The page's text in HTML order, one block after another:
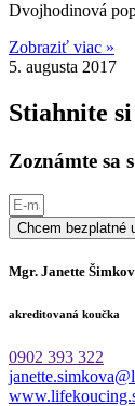
Dvojhodinová
Zobraziť viac »
5. augusta 2017
Stiahnite
Zoznámte sa s
Chcem bezplatné
Mgr. Janette
akreditovaná koučka
0902 393 322